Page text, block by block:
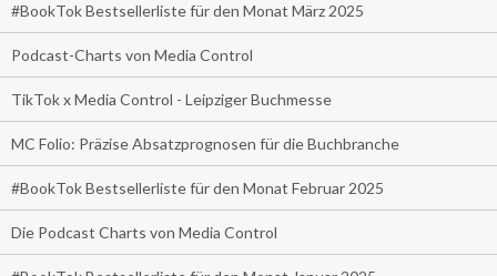
#BookTok Bestsellerliste für den Monat März 2025
Podcast-Charts von Media Control
TikTok x Media Control - Leipziger Buchmesse
MC Folio: Präzise Absatzprognosen für die Buchbranche
#BookTok Bestsellerliste für den Monat Februar 2025
Die Podcast Charts von Media Control